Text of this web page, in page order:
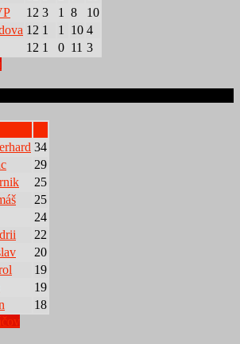
12 3 1 8
10
12 1 1 10 4
12 1 0 11 3
34
29
25
25
24
22
20
19
19
18